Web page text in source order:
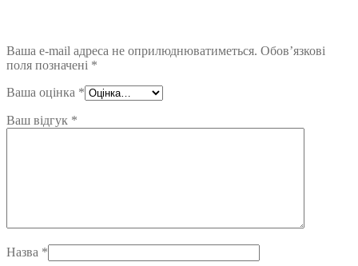
Ваша e-mail адреса не оприлюднюватиметься. Обов’язкові
поля позначені *
Ваша оцінка *
Ваш відгук *
Назва *